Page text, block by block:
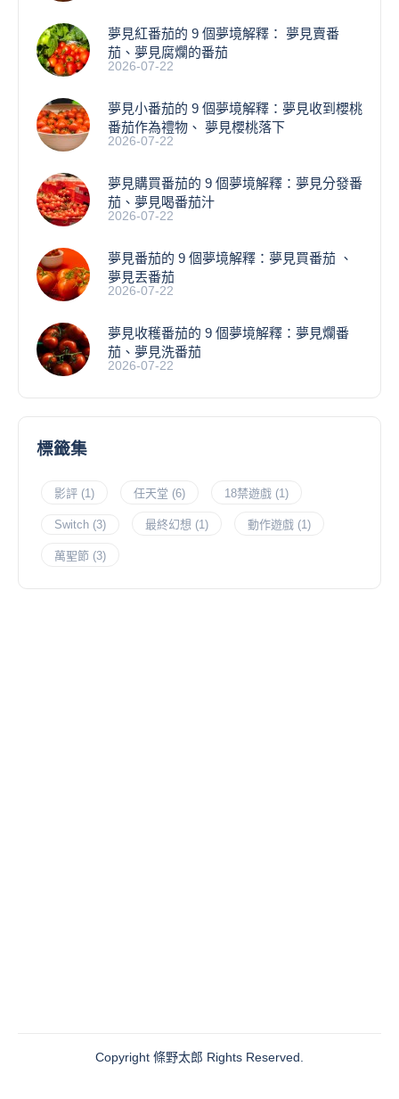
夢見紅番茄的 9 個夢境解釋： 夢見賣番
茄、夢見腐爛的番茄
2026-07-22
​夢見小番茄的 9 個夢境解釋：夢見收到櫻桃
番茄作為禮物、 夢見櫻桃落下
2026-07-22
夢見購買番茄的 9 個夢境解釋：夢見分發番
茄、夢見喝番茄汁
2026-07-22
夢見番茄的 9 個夢境解釋：夢見買番茄 、
夢見丟番茄
2026-07-22
夢見收穫番茄的 9 個夢境解釋：夢見爛番
茄、夢見洗番茄
2026-07-22
標籤集
影評 (1) 任天堂 (6) 18禁遊戲 (1)
Switch (3) 最終幻想 (1) 動作遊戲 (1)
萬聖節 (3)
Copyright 條野太郎 Rights Reserved.